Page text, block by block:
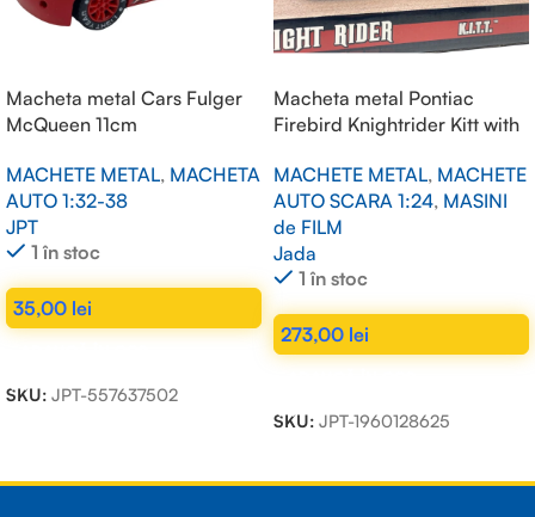
Macheta metal Cars Fulger
McQueen 11cm
MACHETE METAL, MACHETA
AUTO 1:32-38
JPT
1 în stoc
35,00 lei
SKU: JPT-557637502
Macheta metal Pontiac
Firebird Knightrider Kitt with
hood, black 1/24
MACHETE METAL, MACHETE
AUTO SCARA 1:24, MASINI
de FILM
Jada
1 în stoc
273,00 lei
SKU: JPT-1960128625